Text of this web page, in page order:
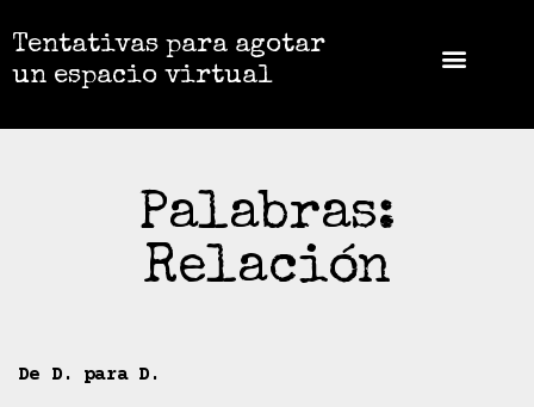
Tentativas para agotar
un espacio virtual
Palabras:
Relación
De D. para D.